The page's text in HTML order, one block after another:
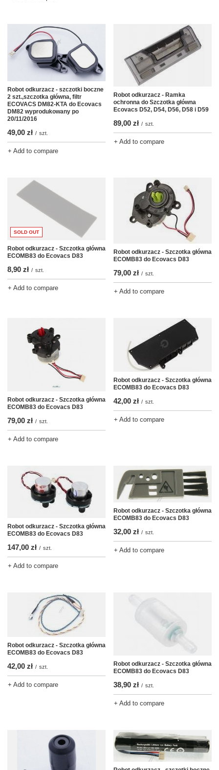
Robot odkurzacz - szczotki boczne
2 szt.,szczotka główna, filtr
ECOVACS DM82-KTA do Ecovacs
DM82 wyprodukowany po
20/11/2016
49,00 zł / szt.
+ Add to compare
Robot odkurzacz - Ramka
ochronna do Szczotka główna
Ecovacs D52, D54, D56, D58 i D59
89,00 zł / szt.
+ Add to compare
SOLD OUT
Robot odkurzacz - Szczotka główna
ECOMB83 do Ecovacs D83
8,90 zł / szt.
+ Add to compare
Robot odkurzacz - Szczotka główna
ECOMB83 do Ecovacs D83
79,00 zł / szt.
+ Add to compare
Robot odkurzacz - Szczotka główna
ECOMB83 do Ecovacs D83
79,00 zł / szt.
+ Add to compare
Robot odkurzacz - Szczotka główna
ECOMB83 do Ecovacs D83
42,00 zł / szt.
+ Add to compare
Robot odkurzacz - Szczotka główna
ECOMB83 do Ecovacs D83
147,00 zł / szt.
+ Add to compare
Robot odkurzacz - Szczotka główna
ECOMB83 do Ecovacs D83
32,00 zł / szt.
+ Add to compare
Robot odkurzacz - Szczotka główna
ECOMB83 do Ecovacs D83
42,00 zł / szt.
+ Add to compare
Robot odkurzacz - Szczotka główna
ECOMB83 do Ecovacs D83
38,90 zł / szt.
+ Add to compare